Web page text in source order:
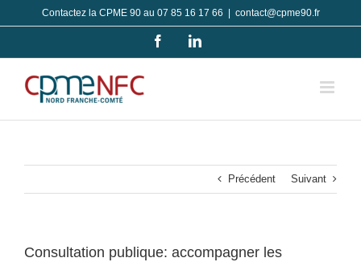
au
Contactez la CPME 90 au 07 85 16 17 66 contact@cpme90.fr
FacebookLinkedIn
Précédent Suivant
Consultation publique: accompagner les